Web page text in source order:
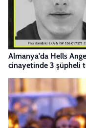
Almanya'da Hells
cinayetinde 3 şüpheli